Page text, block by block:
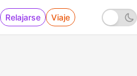
Relajarse Viaje